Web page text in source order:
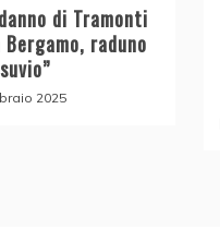
di Tramonti
raduno
2025